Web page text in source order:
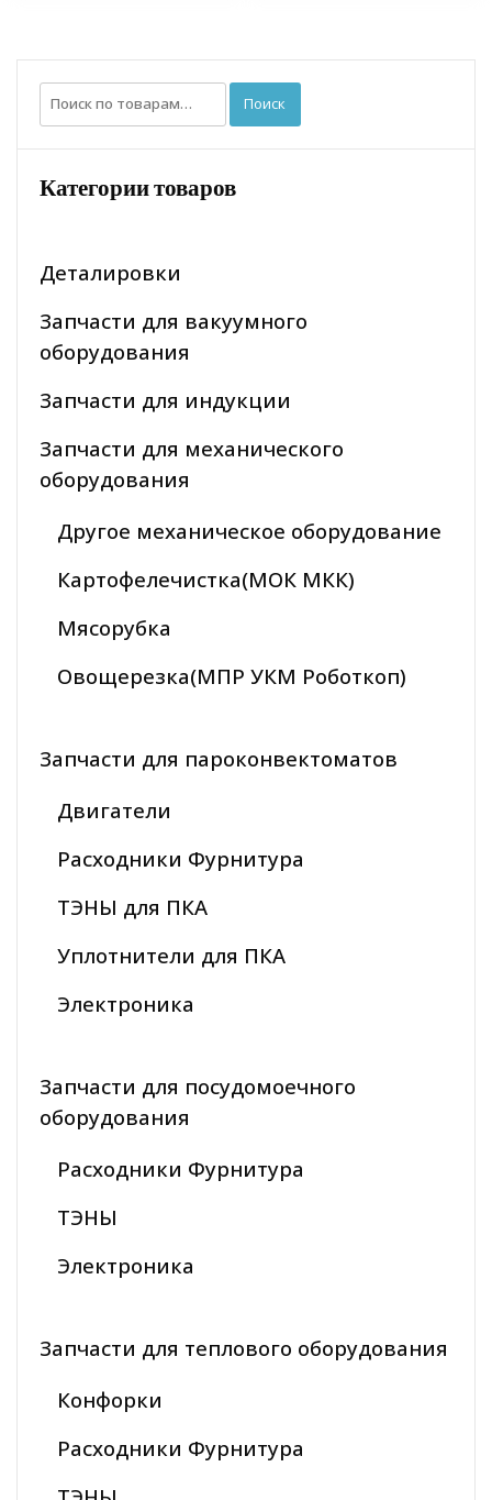
Искать: Поиск
Категории товаров
Деталировки
Запчасти для вакуумного
оборудования
Запчасти для индукции
Запчасти для механического
оборудования
Другое механическое оборудование
Картофелечистка(МОК МКК)
Мясорубка
Овощерезка(МПР УКМ Роботкоп)
Запчасти для пароконвектоматов
Двигатели
Расходники Фурнитура
ТЭНЫ для ПКА
Уплотнители для ПКА
Электроника
Запчасти для посудомоечного
оборудования
Расходники Фурнитура
ТЭНЫ
Электроника
Запчасти для теплового оборудования
Конфорки
Расходники Фурнитура